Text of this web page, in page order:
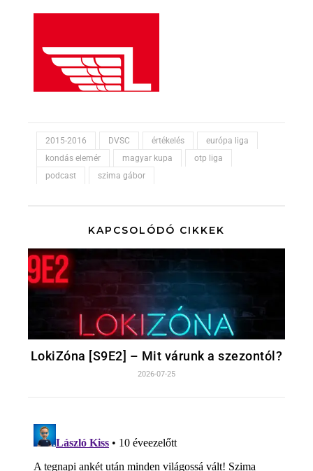
2015-2016 DVSC értékelés
európa liga
kondás elemér
magyar kupa
otp liga
podcast
szima gábor
KAPCSOLÓDÓ CIKKEK
LokiZóna [S9E2] – Mit várunk a szezontól?
2026-07-25